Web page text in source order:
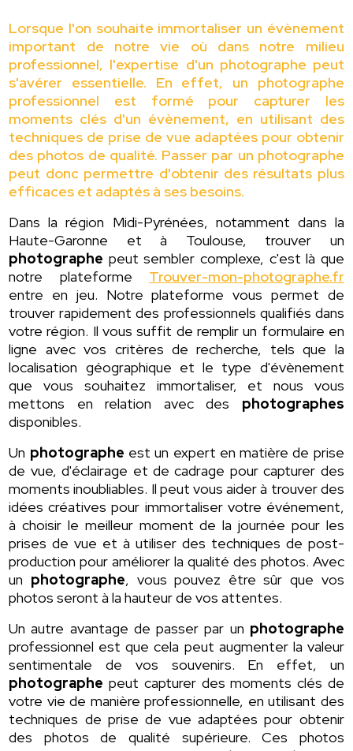
Lorsque l'on souhaite immortaliser un évènement
important de notre vie où dans notre milieu
professionnel, l'expertise d'un photographe peut
s'avérer essentielle. En effet, un photographe
professionnel est formé pour capturer les
moments clés d'un évènement, en utilisant des
techniques de prise de vue adaptées pour obtenir
des photos de qualité. Passer par un photographe
peut donc permettre d'obtenir des résultats plus
efficaces et adaptés à ses besoins.
Dans la région Midi-Pyrénées, notamment dans la
Haute-Garonne et à Toulouse, trouver un
photographe peut sembler complexe, c'est là que
notre plateforme Trouver-mon-photographe.fr
entre en jeu. Notre plateforme vous permet de
trouver rapidement des professionnels qualifiés dans
votre région. Il vous suffit de remplir un formulaire en
ligne avec vos critères de recherche, tels que la
localisation géographique et le type d'évènement
que vous souhaitez immortaliser, et nous vous
mettons en relation avec des photographes
disponibles.
Un photographe est un expert en matière de prise
de vue, d'éclairage et de cadrage pour capturer des
moments inoubliables. Il peut vous aider à trouver des
idées créatives pour immortaliser votre événement,
à choisir le meilleur moment de la journée pour les
prises de vue et à utiliser des techniques de post-
production pour améliorer la qualité des photos. Avec
un photographe, vous pouvez être sûr que vos
photos seront à la hauteur de vos attentes.
Un autre avantage de passer par un photographe
professionnel est que cela peut augmenter la valeur
sentimentale de vos souvenirs. En effet, un
photographe peut capturer des moments clés de
votre vie de manière professionnelle, en utilisant des
techniques de prise de vue adaptées pour obtenir
des photos de qualité supérieure. Ces photos